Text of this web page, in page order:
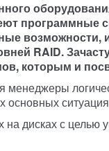
программные
возможности,
RAID.
которым и
менеджеры
основных
дисках с целью